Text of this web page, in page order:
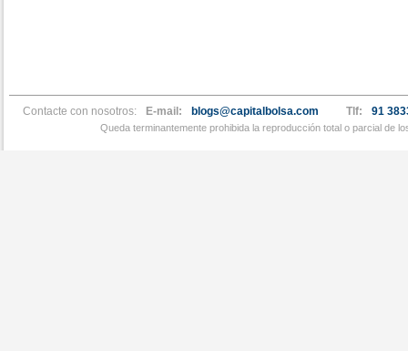
Contacte con nosotros: E-mail: blogs@capitalbolsa.com Tlf: 91
Queda terminantemente prohibida la reproducción total o parcial de